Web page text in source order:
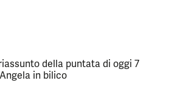
della puntata di oggi 7
in bilico